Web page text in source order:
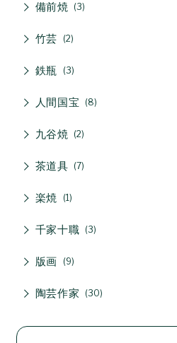
備前焼 3
竹芸 2
鉄瓶 3
人間国宝 8
九谷焼 2
茶道具 7
楽焼 1
千家十職 3
版画 9
陶芸作家 30